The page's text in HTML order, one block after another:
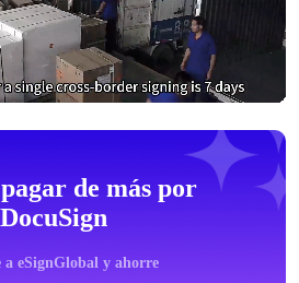
de más por
DocuSign
a eSignGlobal y ahorre